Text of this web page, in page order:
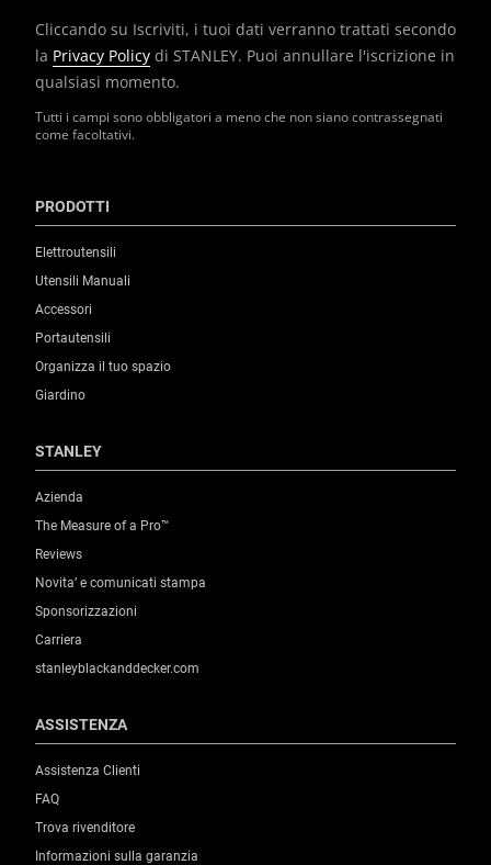
Tutti i campi sono obbligatori a meno che non siano contrassegnati
come facoltativi.
Cliccando su Iscriviti, i tuoi dati verranno trattati secondo
la Privacy Policy di STANLEY. Puoi annullare l'iscrizione in
qualsiasi momento.
PRODOTTI
Elettroutensili
Utensili Manuali
Accessori
Portautensili
Organizza il tuo spazio
Giardino
STANLEY
Azienda
The Measure of a Pro™
Reviews
Novita’ e comunicati stampa
Sponsorizzazioni
Carriera
stanleyblackanddecker.com
ASSISTENZA
Assistenza Clienti
FAQ
Trova rivenditore
Informazioni sulla garanzia